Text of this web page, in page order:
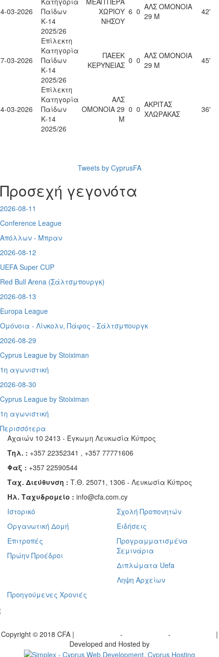
03-2026
Παίδων
Κ-14
2025/26
ΧΩΡΙΟΥ
ΝΗΣΟΥ
6 0 ΑΛΣ ΟΜΟΝΟΙΑ
29 Μ
42'
03-2026
Επίλεκτη
Κατηγορία
Παίδων
Κ-14
2025/26
ΠΑΕΕΚ
ΚΕΡΥΝΕΙΑΣ 0 0 ΑΛΣ ΟΜΟΝΟΙΑ
29 Μ
45'
03-2026
Επίλεκτη
Κατηγορία
Παίδων
Κ-14
2025/26
ΑΛΣ
ΟΜΟΝΟΙΑ 29
Μ
0 0 ΑΚΡΙΤΑΣ
ΧΛΩΡΑΚΑΣ
36'
Tweets by CyprusFA
Προσεχή γεγονότα
2026-08-11
Conference League
Απόλλων - Μπραν
2026-08-12
UEFA Super CUP
Red Bull Arena (Σάλτσμπουργκ)
2026-08-13
Europa League
Ομόνοια - Λίνκολν, Πάφος - Σάλτσμπουργκ
2026-08-29
Cyprus League by Stoiximan
1η αγωνιστική
2026-08-30
Cyprus League by Stoiximan
1η αγωνιστική
Περισσότερα
Αχαιών 10 2413 - Έγκωμη Λευκωσία Κύπρος
Τηλ. : +357 22352341 , +357 77771606
Φαξ : +357 22590544
Ταχ. Διεύθυνση : Τ.Θ. 25071, 1306 - Λευκωσία Κύπρος
Ηλ. Ταχυδρομείο : info@cfa.com.cy
Ιστορικό
Οργανωτική Δομή
Επιτροπές
Πρώην Προέδροι
Σχολή Προπονητών
Ειδήσεις
Προγραμματισμένα
Σεμινάρια
Διπλώματα Uefa
Ληψη Αρχείων
Προηγούμενες Χρονιές
Copyright © 2018 CFA | - -
|
Developed and Hosted by